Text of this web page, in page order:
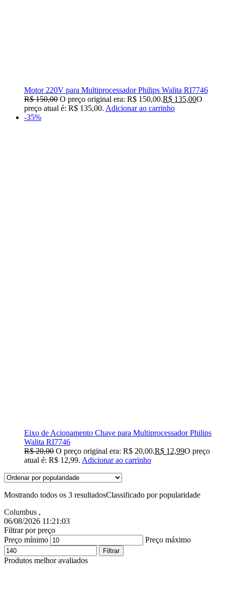
Motor 220V para Multiprocessador Philips Walita RI7746
R$150,00 O preço original era: R$ 150,00.R$ 135,00O
preço atual é: R$ 135,00. Adicionar ao carrinho
-35%
Eixo de Acionamento Chave para Multiprocessador Philips
Walita RI7746
R$20,00 O preço original era: R$ 20,00.R$ 12,99O preço
atual é: R$ 12,99. Adicionar ao carrinho
Mostrando todos os 3 resultadosClassificado por popularidade
Columbus ,
06/08/2026 11:21:04
Filtrar por preço
Preço mínimo
Preço máximo
Filtrar
Produtos melhor avaliados